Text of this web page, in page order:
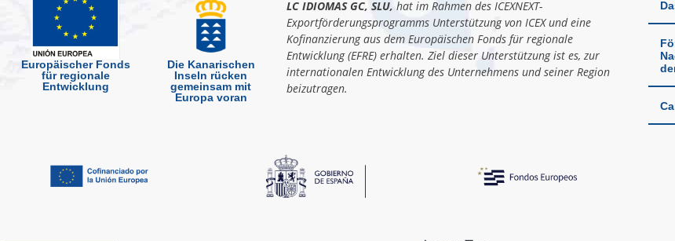
Europäischer Fonds
für regionale
Entwicklung
Die Kanarischen
Inseln rücken
gemeinsam mit
Europa voran
LC IDIOMAS GC, SLU, hat im Rahmen des ICEXNEXT-
Exportförderungsprogramms Unterstützung von ICEX und eine
Kofinanzierung aus dem Europäischen Fonds für regionale
Entwicklung (EFRE) erhalten. Ziel dieser Unterstützung ist es, zur
internationalen Entwicklung des Unternehmens und seiner Region
beizutragen.